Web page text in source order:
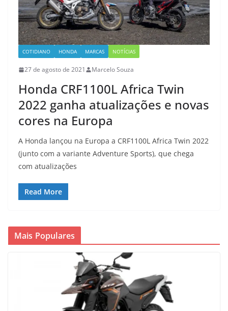
COTIDIANO HONDA MARCAS NOTÍCIAS
27 de agosto de 2021 Marcelo Souza
Honda CRF1100L Africa Twin
2022 ganha atualizações e novas
cores na Europa
A Honda lançou na Europa a CRF1100L Africa Twin 2022
(junto com a variante Adventure Sports), que chega
com atualizações
Read More
Mais Populares